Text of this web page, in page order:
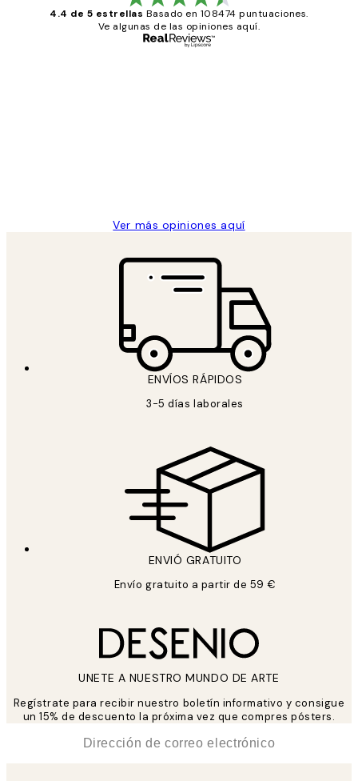
4.4 de 5 estrellas Basado en 108474 puntuaciones.
Ve algunas de las opiniones aquí.
Ver más opiniones aquí
ENVÍOS RÁPIDOS
3-5 días laborales
ENVIÓ GRATUITO
Envío gratuito a partir de 59 €
UNETE A NUESTRO MUNDO DE ARTE
Regístrate para recibir nuestro boletín informativo y consigue
un 15% de descuento la próxima vez que compres pósters.